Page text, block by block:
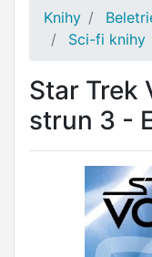
Knihy
Sci-fi knihy
Star Trek
strun 3 -